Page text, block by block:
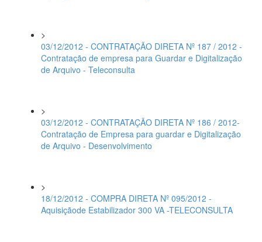
>
03/12/2012 - CONTRATAÇÃO DIRETA Nº 187 / 2012 -
Contratação de empresa para Guardar e Digitalização
de Arquivo - Teleconsulta
>
03/12/2012 - CONTRATAÇÃO DIRETA Nº 186 / 2012-
Contratação de Empresa para guardar e Digitalização
de Arquivo - Desenvolvimento
>
18/12/2012 - COMPRA DIRETA Nº 095/2012 -
Aquisiçãode Estabilizador 300 VA -TELECONSULTA